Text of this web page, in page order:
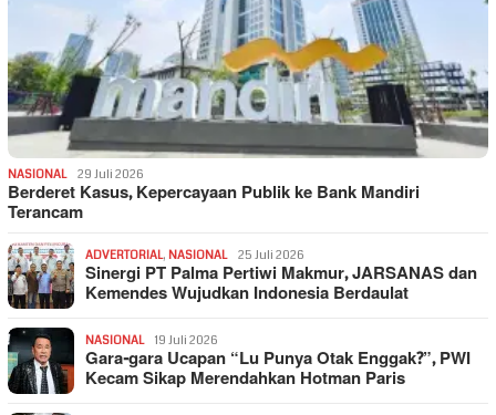
NASIONAL 29 Juli 2026
Berderet Kasus, Kepercayaan Publik ke Bank Mandiri
Terancam
ADVERTORIAL, NASIONAL 25 Juli 2026
Sinergi PT Palma Pertiwi Makmur, JARSANAS dan
Kemendes Wujudkan Indonesia Berdaulat
NASIONAL 19 Juli 2026
Gara-gara Ucapan “Lu Punya Otak Enggak?”, PWI
Kecam Sikap Merendahkan Hotman Paris